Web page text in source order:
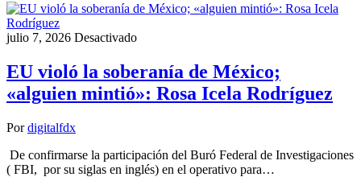
julio 7, 2026 Desactivado
EU violó la soberanía de México;
«alguien mintió»: Rosa Icela Rodríguez
Por digitalfdx
De confirmarse la participación del Buró Federal de Investigaciones
( FBI, por su siglas en inglés) en el operativo para…